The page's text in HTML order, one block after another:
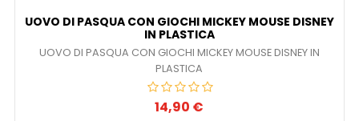
UOVO DI PASQUA CON GIOCHI MICKEY MOUSE DISNEY
IN PLASTICA
UOVO DI PASQUA CON GIOCHI MICKEY MOUSE DISNEY IN
PLASTICA
Prezzo
14,90 €